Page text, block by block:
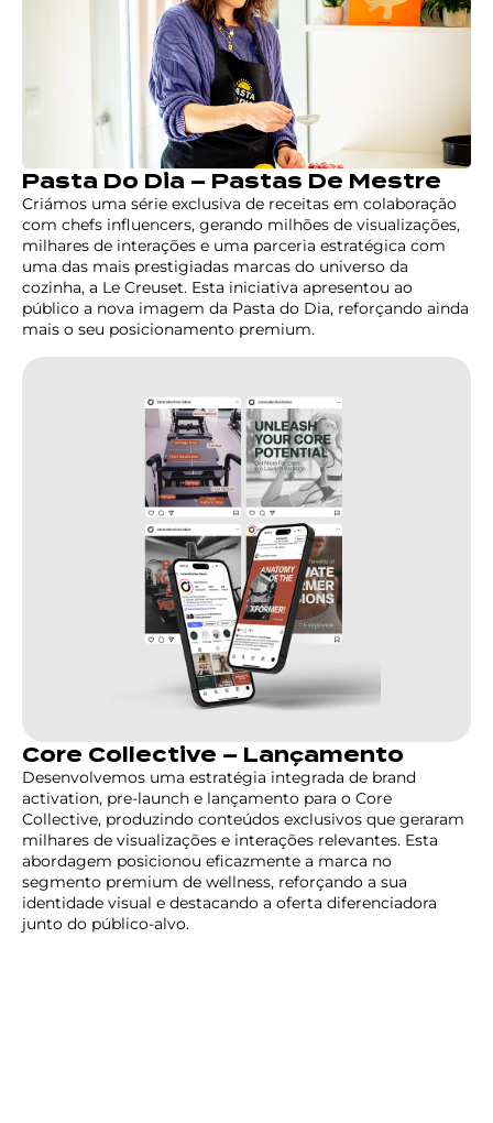
Pasta Do Dia – Pastas De Mestre
Criámos uma série exclusiva de receitas em colaboração
com chefs influencers, gerando milhões de visualizações,
milhares de interações e uma parceria estratégica com
uma das mais prestigiadas marcas do universo da
cozinha, a Le Creuset. Esta iniciativa apresentou ao
público a nova imagem da Pasta do Dia, reforçando ainda
mais o seu posicionamento premium.
Core Collective – Lançamento
Desenvolvemos uma estratégia integrada de brand
activation, pre-launch e lançamento para o Core
Collective, produzindo conteúdos exclusivos que geraram
milhares de visualizações e interações relevantes. Esta
abordagem posicionou eficazmente a marca no
segmento premium de wellness, reforçando a sua
identidade visual e destacando a oferta diferenciadora
junto do público-alvo.